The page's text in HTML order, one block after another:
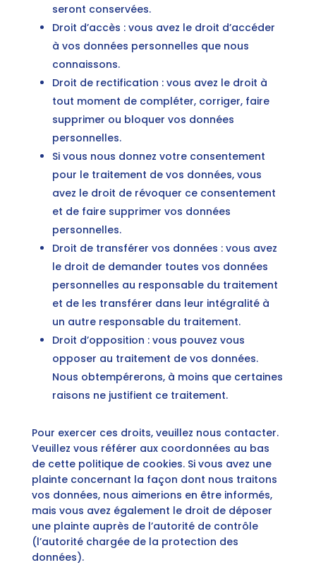
seront conservées.
Droit d’accès : vous avez le droit d’accéder
à vos données personnelles que nous
connaissons.
Droit de rectification : vous avez le droit à
tout moment de compléter, corriger, faire
supprimer ou bloquer vos données
personnelles.
Si vous nous donnez votre consentement
pour le traitement de vos données, vous
avez le droit de révoquer ce consentement
et de faire supprimer vos données
personnelles.
Droit de transférer vos données : vous avez
le droit de demander toutes vos données
personnelles au responsable du traitement
et de les transférer dans leur intégralité à
un autre responsable du traitement.
Droit d’opposition : vous pouvez vous
opposer au traitement de vos données.
Nous obtempérerons, à moins que certaines
raisons ne justifient ce traitement.
Pour exercer ces droits, veuillez nous contacter.
Veuillez vous référer aux coordonnées au bas
de cette politique de cookies. Si vous avez une
plainte concernant la façon dont nous traitons
vos données, nous aimerions en être informés,
mais vous avez également le droit de déposer
une plainte auprès de l’autorité de contrôle
(l’autorité chargée de la protection des
données).